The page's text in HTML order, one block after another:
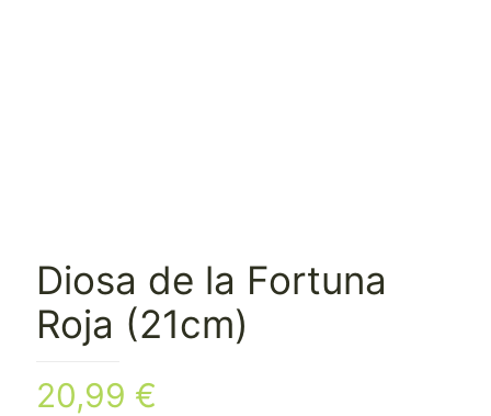
Diosa de la Fortuna
Roja (21cm)
20,99 €